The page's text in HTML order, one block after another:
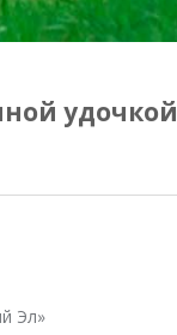
удочкой
Эл»